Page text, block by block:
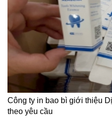
Công ty in bao bì giới thiệu
theo yêu cầu